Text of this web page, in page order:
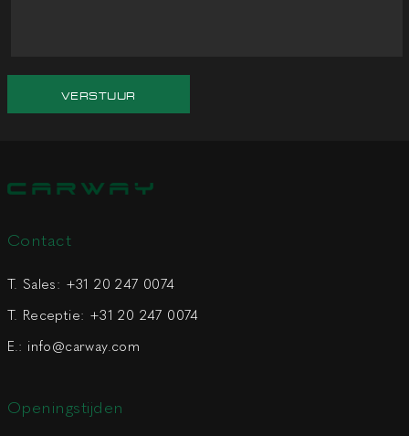
VERSTUUR
Contact
T. Sales: +31 20 247 0074
T. Receptie: +31 20 247 0074
E.: info@carway.com
Openingstijden